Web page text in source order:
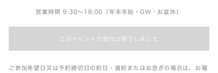
営業時間 9:30～18:00（年末年始・GW・お盆休）
このイベントの受付は終了しました
ご参加希望日又は予約締切日の前日・直前またはお急ぎの場合は、お電